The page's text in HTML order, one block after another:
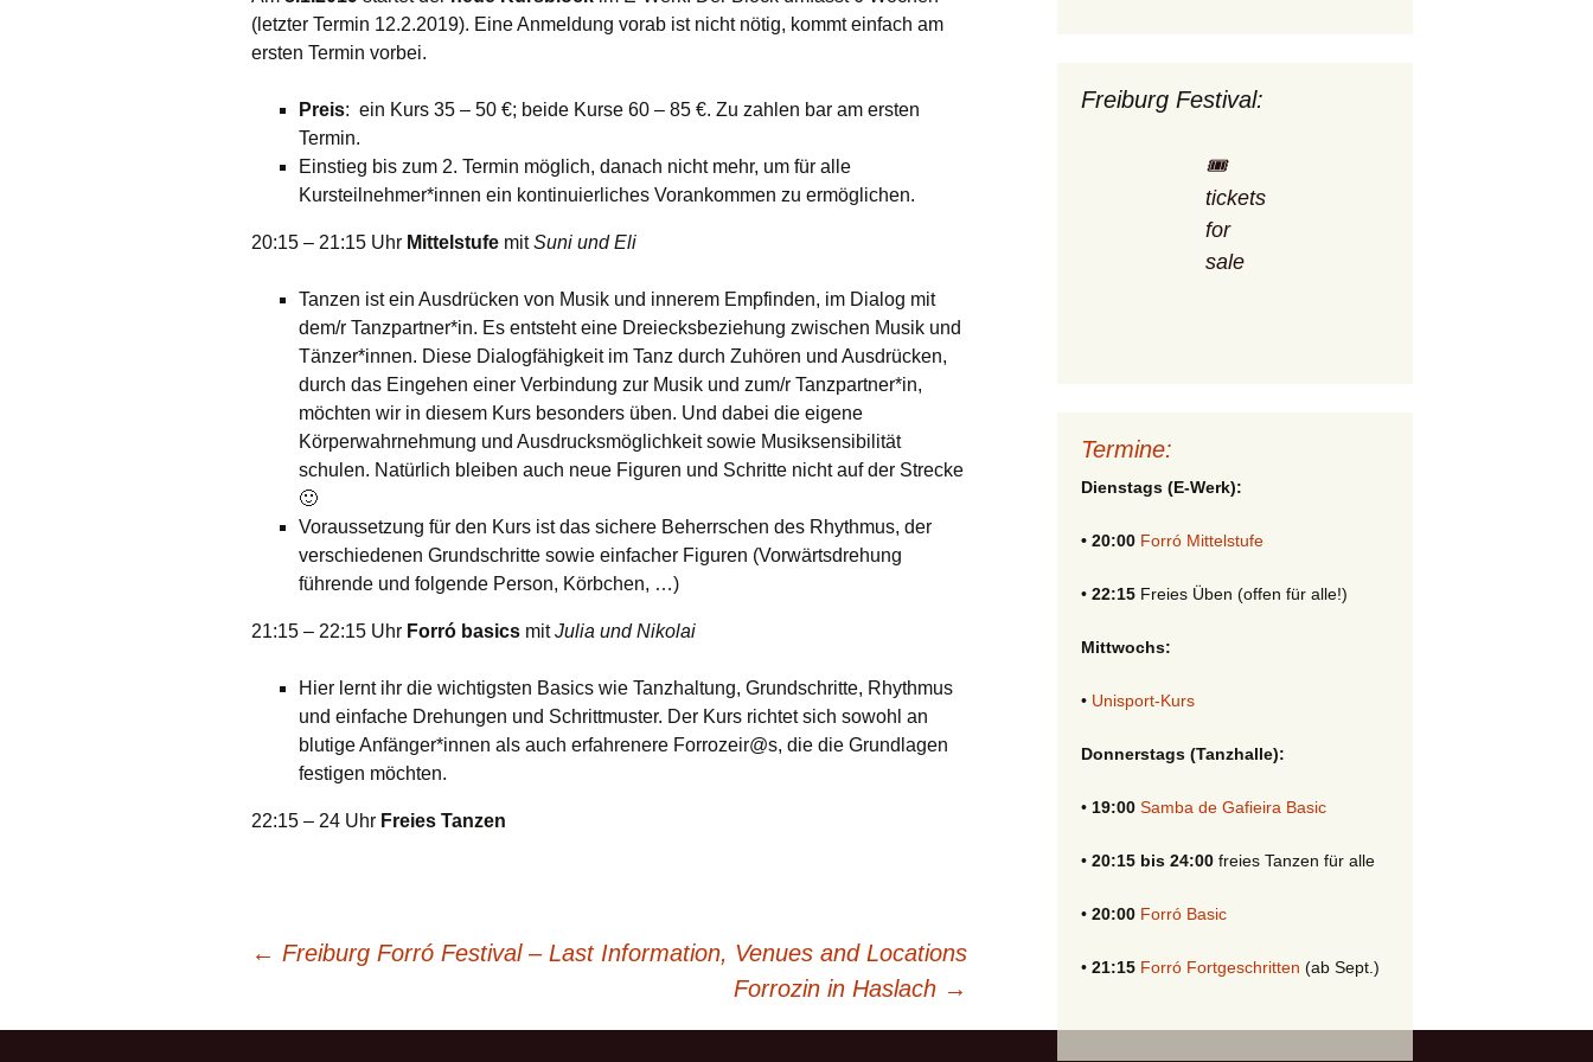
Festival November
Was ist Forró
(letzter Termin 12.2.2019). Eine Anmeldung vorab ist nicht nötig, kommt einfach am
ersten Termin vorbei.
Preis: ein Kurs 35 – 50 €; beide Kurse 60 – 85 €. Zu zahlen bar am ersten
Termin.
Einstieg bis zum 2. Termin möglich, danach nicht mehr, um für alle
Kursteilnehmer*innen ein kontinuierliches Vorankommen zu ermöglichen.
20:15 – 21:15 Uhr Mittelstufe mitSuni und Eli
Tanzen ist ein Ausdrücken von Musik und innerem Empfinden, im Dialog mit
dem/r Tanzpartner*in. Es entsteht eine Dreiecksbeziehung zwischen Musik und
Tänzer*innen. Diese Dialogfähigkeit im Tanz durch Zuhören und Ausdrücken,
durch das Eingehen einer Verbindung zur Musik und zum/r Tanzpartner*in,
möchten wir in diesem Kurs besonders üben. Und dabei die eigene
Körperwahrnehmung und Ausdrucksmöglichkeit sowie Musiksensibilität
schulen. Natürlich bleiben auch neue Figuren und Schritte nicht auf der Strecke
🙂
Voraussetzung für den Kurs ist das sichere Beherrschen des Rhythmus, der
verschiedenen Grundschritte sowie einfacher Figuren (Vorwärtsdrehung
führende und folgende Person, Körbchen, …)
21:15 – 22:15 Uhr Forró basics mitJulia und Nikolai
Hier lernt ihr die wichtigsten Basics wie Tanzhaltung, Grundschritte, Rhythmus
und einfache Drehungen und Schrittmuster. Der Kurs richtet sich sowohl an
blutige Anfänger*innen als auch erfahrenere Forrozeir@s, die die Grundlagen
festigen möchten.
22:15 – 24 Uhr Freies Tanzen
navigation
← Freiburg Forró Festival – Last Information, Venues and Locations
Forrozin in Haslach →
Freiburg Festival:
🎟️
tickets
for
sale
Termine:
Dienstags (E-Werk):
• 20:00 Forró Mittelstufe
• 22:15 Freies Üben (offen für alle!)
Mittwochs:
• Unisport-Kurs
Donnerstags (Tanzhalle):
• 19:00 Samba de Gafieira Basic
• 20:15 bis 24:00 freies Tanzen für alle
• 20:00 Forró Basic
• 21:15 Forró Fortgeschritten (ab Sept.)